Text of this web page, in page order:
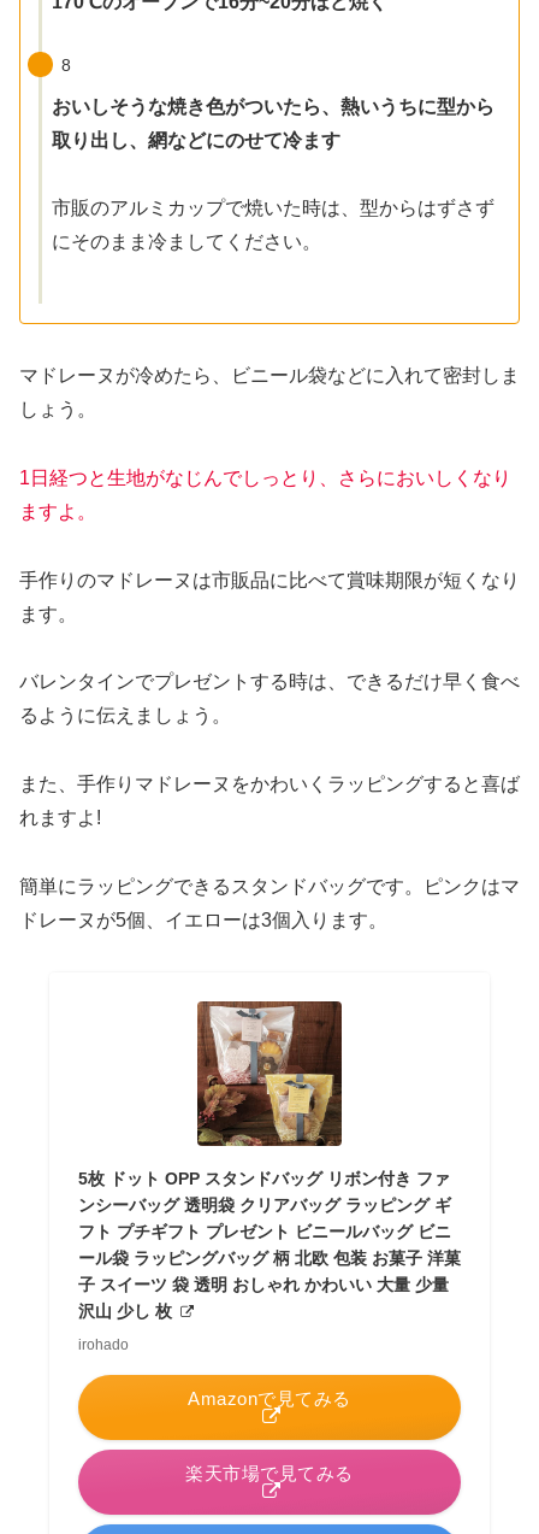
8
おいしそうな焼き色がついたら、熱いうちに型から
取り出し、網などにのせて冷ます
市販のアルミカップで焼いた時は、型からはずさず
にそのまま冷ましてください。
マドレーヌが冷めたら、ビニール袋などに入れて密封しま
しょう。
1日経つと生地がなじんでしっとり、さらにおいしくなり
ますよ。
手作りのマドレーヌは市販品に比べて賞味期限が短くなり
ます。
バレンタインでプレゼントする時は、できるだけ早く食べ
るように伝えましょう。
また、手作りマドレーヌをかわいくラッピングすると喜ば
れますよ!
簡単にラッピングできるスタンドバッグです。ピンクはマ
ドレーヌが5個、イエローは3個入ります。
5枚 ドット OPP スタンドバッグ リボン付き ファ
ンシーバッグ 透明袋 クリアバッグ ラッピング ギ
フト プチギフト プレゼント ビニールバッグ ビニ
ール袋 ラッピングバッグ 柄 北欧 包装 お菓子 洋菓
子 スイーツ 袋 透明 おしゃれ かわいい 大量 少量
沢山 少し 枚
irohado
Amazonで見てみる
楽天市場で見てみる